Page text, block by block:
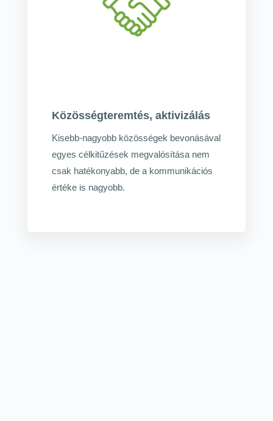
Közösségteremtés, aktivizálás
Kisebb-nagyobb közösségek bevonásával
egyes célkitűzések megvalósítása nem
csak hatékonyabb, de a kommunikációs
értéke is nagyobb.